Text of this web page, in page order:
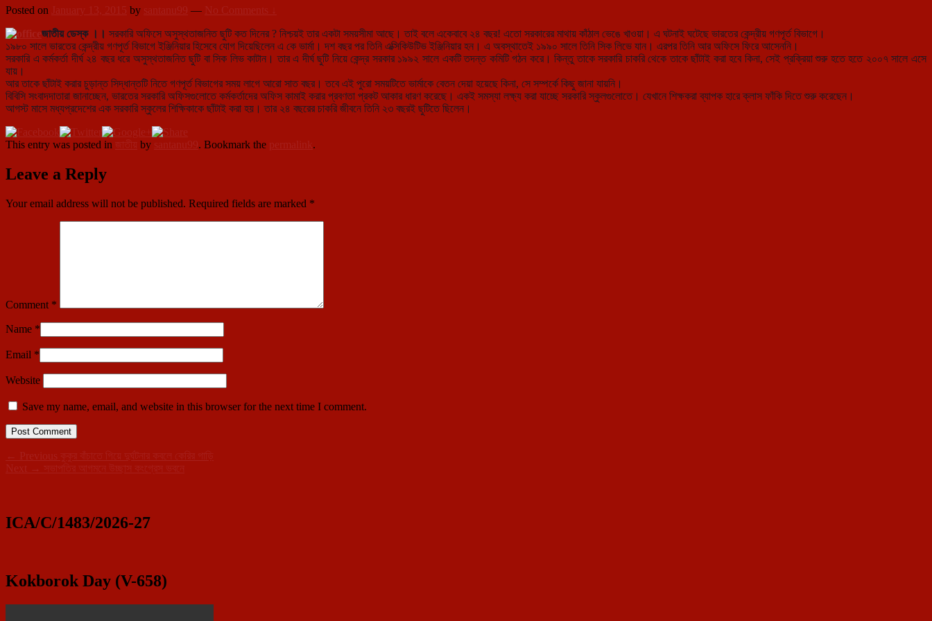
Posted on January 13, 2015 by santanu99 — No Comments ↓
জাতীয় ডেস্ক ।। সরকারি অফিসে অসুস্থতাজনিত ছুটি কত দিনের ? নিশ্চয়ই তার একটা সময়সীমা আছে। তাই বলে একেবাবে ২৪ বছর! এতো সরকারের মাথায় কাঁঠাল ভেঙে খাওয়া। এ ঘটনাই ঘটেছে ভারতের কেন্দ্রীয় গণপূর্ত বিভাগে।
১৯৮০ সালে ভারতের কেন্দ্রীয় গণপূর্ত বিভাগে ইঞ্জিনিয়ার হিসেবে যোগ দিয়েছিলেন এ কে ভার্মা। দশ বছর পর তিনি এক্সিকিউটিভ ইঞ্জিনিয়ার হন। এ অবস্থাতেই ১৯৯০ সালে তিনি সিক লিভে যান। এরপর তিনি আর অফিসে ফিরে আসেননি।
সরকারি এ কর্মকর্তা দীর্ঘ ২৪ বছর ধরে অসুস্থতাজনিত ছুটি বা সিক লিভ কাটান। তার এ দীর্ঘ ছুটি নিয়ে কেন্দ্র সরকার ১৯৯২ সালে একটি তদন্ত কমিটি গঠন করে। কিন্তু তাকে সরকারি চাকরি থেকে তাকে ছাঁটাই করা হবে কিনা, সেই প্রক্রিয়া শুরু হতে হতে ২০০৭ সালে এসে
যায়।
আর তাকে ছাঁটাই করার চুড়ান্ত সিদ্ধান্তটি নিতে গণপূর্ত বিভাগের সময় লাগে আরো সাত বছর। তবে এই পুরো সময়টিতে ভার্মাকে বেতন দেয়া হয়েছে কিনা, সে সম্পর্কে কিছু জানা যায়নি।
বিবিসি সংবাদদাতারা জানাচ্ছেন, ভারতের সরকারি অফিসগুলোতে কর্মকর্তাদের অফিস কামাই করার প্রবণতা প্রকট আকার ধারণ করেছে। একই সমস্যা লক্ষ্য করা যাচ্ছে সরকারি স্কুলগুলোতে। যেখানে শিক্ষকরা ব্যাপক হারে ক্লাস ফাঁকি দিতে শুরু করেছেন।
আগস্ট মাসে মধ্যপ্রদেশের এক সরকারি স্কুলের শিক্ষিকাকে ছাঁটাই করা হয়। তার ২৪ বছরের চাকরি জীবনে তিনি ২৩ বছরই ছুটিতে ছিলেন।
This entry was posted in জাতীয় by santanu99. Bookmark the permalink.
Leave a Reply
Your email address will not be published. Required fields are marked *
Comment *
Name *
Email *
Website
Save my name, email, and website in this browser for the next time I comment.
Post
navigation
← Previous
Previous
post:
কুকুর বাঁচাতে গিয়ে দুর্ঘটনার কবলে কেরির গাড়ি
Next →
Next
সভাপতির আগমনে উচ্ছাস কংগ্রেস ভবনে
Widget
ICA/C/1483/2026-27
Kokborok Day (V-658)